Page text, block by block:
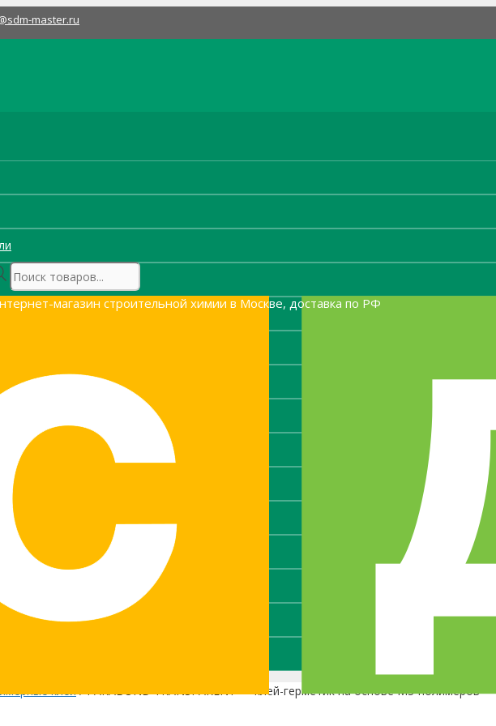
master.ru
Поиск
товаров
магазин строительной химии в Москве, доставка по РФ
клеи/ PARABOND TRANSPARENT — клей-герметик на основе MS-полимеров